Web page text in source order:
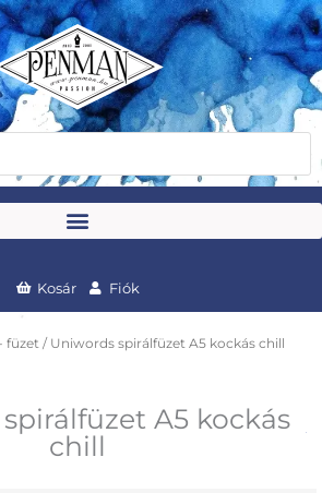
Kosár Fiók
füzet / Uniwords spirálfüzet A5 kockás chill
A5 kockás
chill